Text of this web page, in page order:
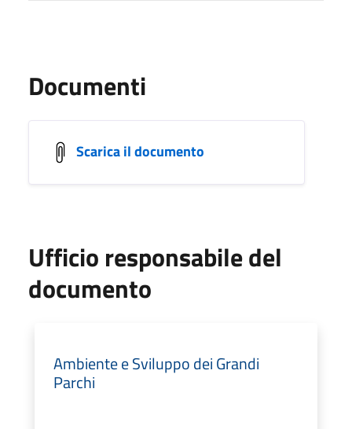
Documenti
Scarica il documento
Ufficio responsabile del
documento
Ambiente e Sviluppo dei Grandi
Parchi